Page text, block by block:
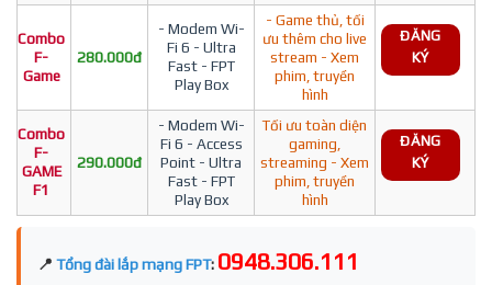
Combo
F-
Game
280.000đ
- Modem Wi-
Fi 6 - Ultra
Fast - FPT
Play Box
- Game thủ, tối
ưu thêm cho live
stream - Xem
phim, truyền
hình
ĐĂNG
KÝ
Combo
F-
GAME
F1
290.000đ
- Modem Wi-
Fi 6 - Access
Point - Ultra
Fast - FPT
Play Box
Tối ưu toàn diện
gaming,
streaming - Xem
phim, truyền
hình
ĐĂNG
KÝ
📍 Tổng đài lắp mạng FPT: 0948.306.111